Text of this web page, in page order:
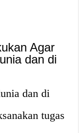
Agar
dan di
dan di
tugas